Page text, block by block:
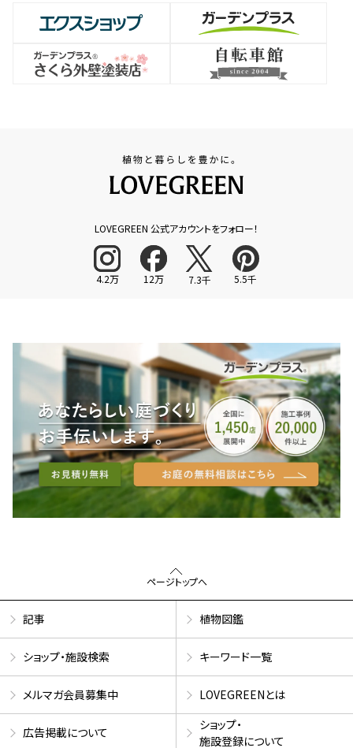
LOVEGREEN 公式アカウントをフォロー！
4.2万 12万 7.3千 5.5千
ページトップへ
記事 植物図鑑
ショップ・施設検索 キーワード一覧
メルマガ会員募集中 LOVEGREENとは
広告掲載について
ショップ・
施設登録について